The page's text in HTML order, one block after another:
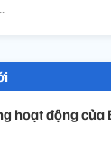
hoạt động của